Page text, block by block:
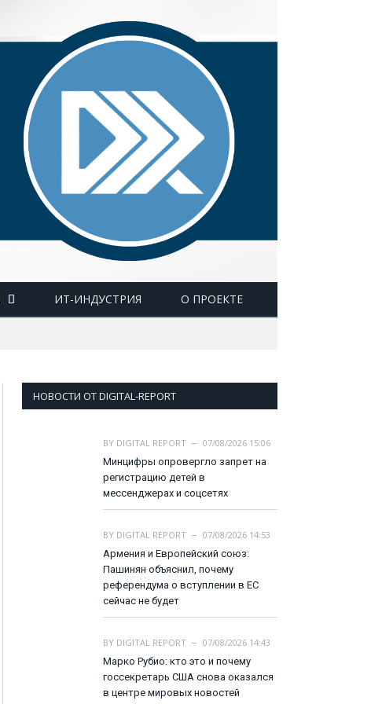
ИТ-ИНДУСТРИЯ О ПРОЕКТЕ
НОВОСТИ ОТ DIGITAL-REPORT
BY DIGITAL REPORT
07/08/2026 15:06
Минцифры опровергло запрет на
регистрацию детей в
мессенджерах и соцсетях
BY DIGITAL REPORT
07/08/2026 14:53
Армения и Европейский союз:
Пашинян объяснил, почему
референдума о вступлении в ЕС
сейчас не будет
BY DIGITAL REPORT
07/08/2026 14:43
Марко Рубио: кто это и почему
госсекретарь США снова оказался
в центре мировых новостей